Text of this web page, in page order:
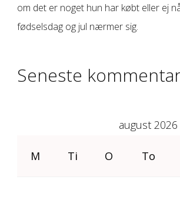
om det er noget hun har købt eller ej
fødselsdag og jul nærmer sig.
Seneste
august 2026
M Ti O To